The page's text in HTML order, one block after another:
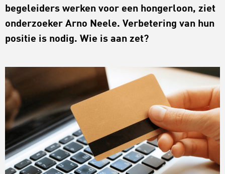
begeleiders werken voor een hongerloon, ziet
onderzoeker Arno Neele. Verbetering van hun
positie is nodig. Wie is aan zet?